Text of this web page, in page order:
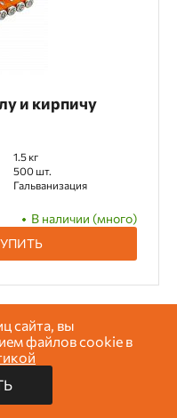
и кирпичу
1.5 кг
500 шт.
Гальванизация
В наличии (много)
сайта, вы
файлов cookie в